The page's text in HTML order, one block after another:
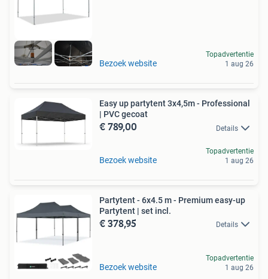
Bezoek website
Topadvertentie
1 aug 26
Easy up partytent 3x4,5m - Professional
| PVC gecoat
€ 789,00 Details
Bezoek website
Topadvertentie
1 aug 26
Partytent - 6x4.5 m - Premium easy-up
Partytent | set incl.
€ 378,95 Details
Bezoek website
Topadvertentie
1 aug 26